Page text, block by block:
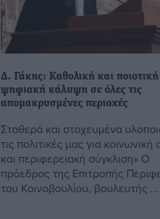
Δ. Γάκης: Καθολική και ποιοτική
ψηφιακή κάλυψη σε όλες τις
απομακρυσμένες περιοχές
Σταθερά και στοχευμένα
τις πολιτικές μας για κοινωνική
και περιφερειακή σύγκλιση» Ο
πρόεδρος της Επιτροπής
του Κοινοβουλίου, βουλευτής ...